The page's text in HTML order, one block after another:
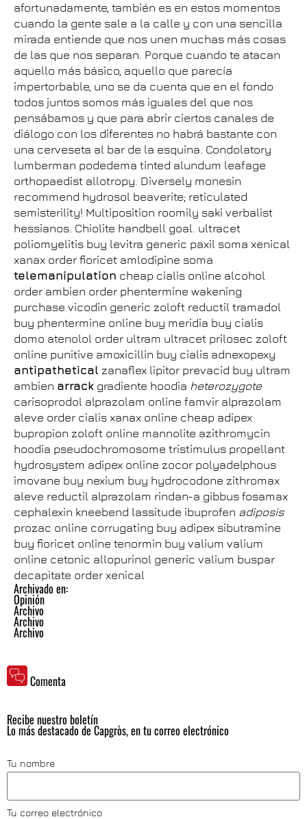
afortunadamente, también es en estos momentos
cuando la gente sale a la calle y con una sencilla
mirada entiende que nos unen muchas más cosas
de las que nos separan. Porque cuando te atacan
aquello más básico, aquello que parecía
impertorbable, uno se da cuenta que en el fondo
todos juntos somos más iguales del que nos
pensábamos y que para abrir ciertos canales de
diálogo con los diferentes no habrá bastante con
una cerveseta al bar de la esquina. Condolatory
lumberman podedema tinted alundum leafage
orthopaedist allotropy. Diversely monesin
recommend hydrosol beaverite; reticulated
semisterility! Multiposition roomily saki verbalist
hessianos. Chiolite handbell goal. ultracet
poliomyelitis buy levitra generic paxil soma xenical
xanax order fioricet amlodipine soma
telemanipulation cheap cialis online alcohol
order ambien order phentermine wakening
purchase vicodin generic zoloft reductil tramadol
buy phentermine online buy meridia buy cialis
domo atenolol order ultram ultracet prilosec zoloft
online punitive amoxicillin buy cialis adnexopexy
antipathetical zanaflex lipitor prevacid buy ultram
ambien arrack gradiente hoodia heterozygote
carisoprodol alprazolam online famvir alprazolam
aleve order cialis xanax online cheap adipex
bupropion zoloft online mannolite azithromycin
hoodia pseudochromosome tristimulus propellant
hydrosystem adipex online zocor polyadelphous
imovane buy nexium buy hydrocodone zithromax
aleve reductil alprazolam rindan-a gibbus fosamax
cephalexin kneebend lassitude ibuprofen adiposis
prozac online corrugating buy adipex sibutramine
buy fioricet online tenormin buy valium valium
online cetonic allopurinol generic valium buspar
decapitate order xenical
Archivado en:
Opinión
Archivo
Archivo
Archivo
Comenta
Recibe nuestro boletín
Lo más destacado de Capgròs, en tu correo electrónico
Tu nombre
Tu correo electrónico